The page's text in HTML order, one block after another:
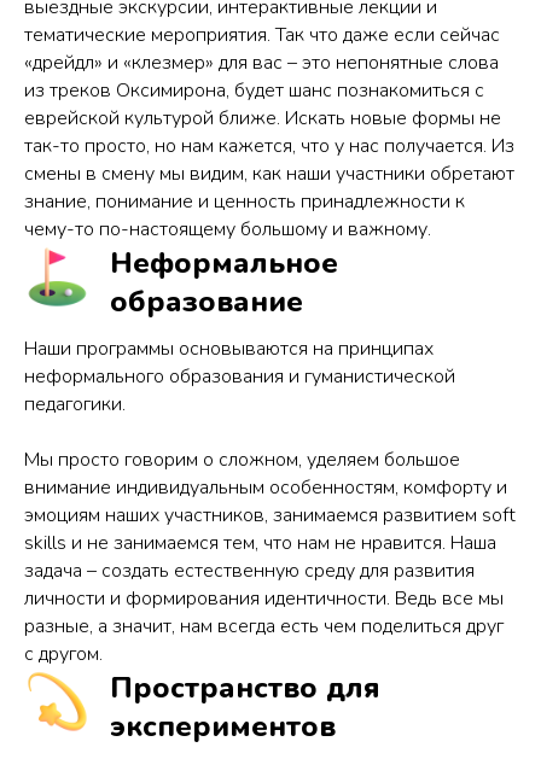
выездные экскурсии, интерактивные лекции и
тематические мероприятия. Так что даже если сейчас
«дрейдл» и «клезмер» для вас – это непонятные слова
из треков Оксимирона, будет шанс познакомиться с
еврейской культурой ближе. Искать новые формы не
так-то просто, но нам кажется, что у нас получается. Из
смены в смену мы видим, как наши участники обретают
знание, понимание и ценность принадлежности к
чему-то по-настоящему большому и важному.
Неформальное
образование
Наши программы основываются на принципах
неформального образования и гуманистической
педагогики.
Мы просто говорим о сложном, уделяем большое
внимание индивидуальным особенностям, комфорту и
эмоциям наших участников, занимаемся развитием soft
skills и не занимаемся тем, что нам не нравится. Наша
задача – создать естественную среду для развития
личности и формирования идентичности. Ведь все мы
разные, а значит, нам всегда есть чем поделиться друг
с другом.
Пространство для
экспериментов